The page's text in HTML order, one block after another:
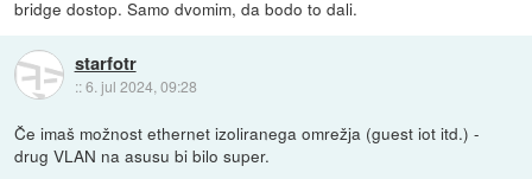
bridge dostop. Samo dvomim, da bodo to dali.
starfotr
::6. jul 2024, 09:28
Če imaš možnost ethernet izoliranega omrežja (guest iot itd.) -
drug VLAN na asusu bi bilo super.